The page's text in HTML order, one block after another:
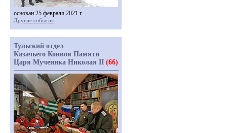
основан 25 февраля 2021 г.
Другие события
Тульский отдел
Казачьего Конвоя Памяти
Царя Мученика Николая II (66)